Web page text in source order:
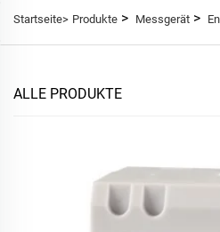
Startseite> Produkte > Messgerät >
ALLE PRODUKTE